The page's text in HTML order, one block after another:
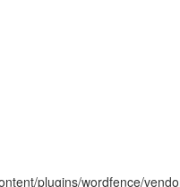
plugins/wordfence/